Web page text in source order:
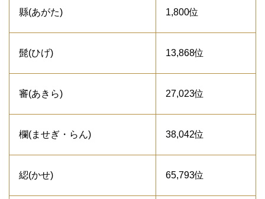
縣(あがた) 1,800位
髭(ひげ) 13,868位
審(あきら) 27,023位
欄(ませぎ・らん) 38,042位
綛(かせ) 65,793位